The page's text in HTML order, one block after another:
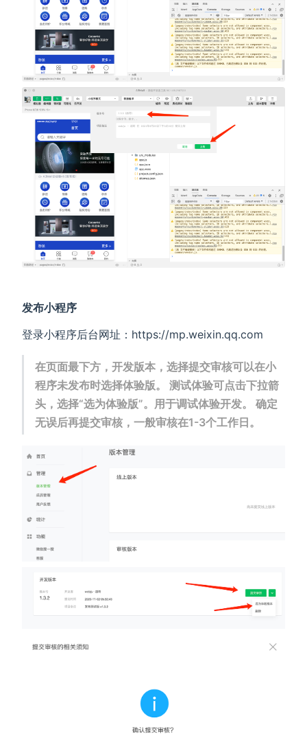
发布小程序
登录小程序后台网址：https://mp.weixin.qq.com
在页面最下方，开发版本，选择提交审核可以在小
程序未发布时选择体验版。 测试体验可点击下拉箭
头，选择“选为体验版”。用于调试体验开发。 确定
无误后再提交审核，一般审核在1-3个工作日。